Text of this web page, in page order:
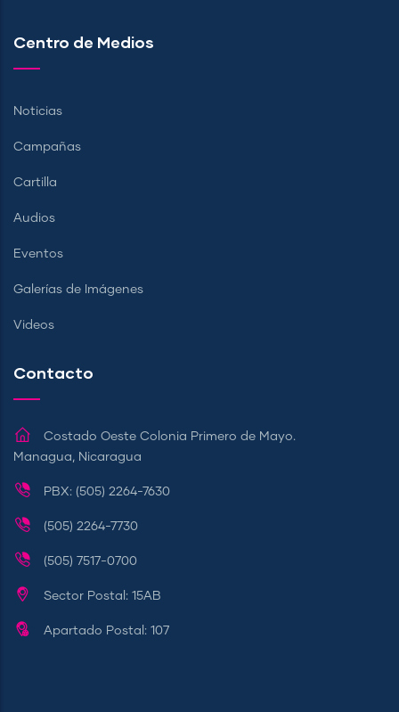
Centro de Medios
Noticias
Campañas
Cartilla
Audios
Eventos
Galerías de Imágenes
Videos
Contacto
Costado Oeste Colonia Primero de Mayo.
Managua, Nicaragua
PBX: (505) 2264-7630
(505) 2264-7730
(505) 7517-0700
Sector Postal: 15AB
Apartado Postal: 107